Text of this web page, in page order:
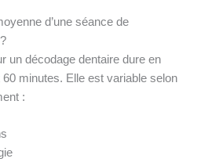
d’une séance de
un décodage dentaire dure en
minutes. Elle est variable selon
: